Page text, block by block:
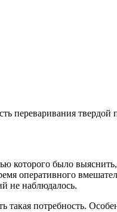
переваривания твердой
которого было
оперативного
не наблюдалось.
потребность.